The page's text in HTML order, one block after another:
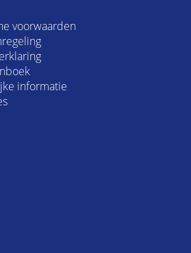
voorwaarden
informatie